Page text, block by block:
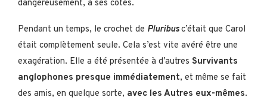
dangereusement, à ses côtés.
Pendant un temps, le crochet de Pluribusc’était que Carol
était complètement seule. Cela s’est vite avéré être une
exagération. Elle a été présentée à d’autres Survivants
anglophones presque immédiatement, et même se fait
des amis, en quelque sorte, avec les Autres eux-mêmes.